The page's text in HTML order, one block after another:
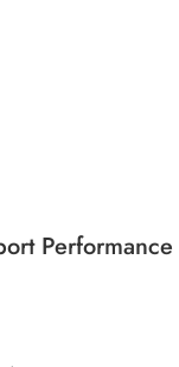
Performance